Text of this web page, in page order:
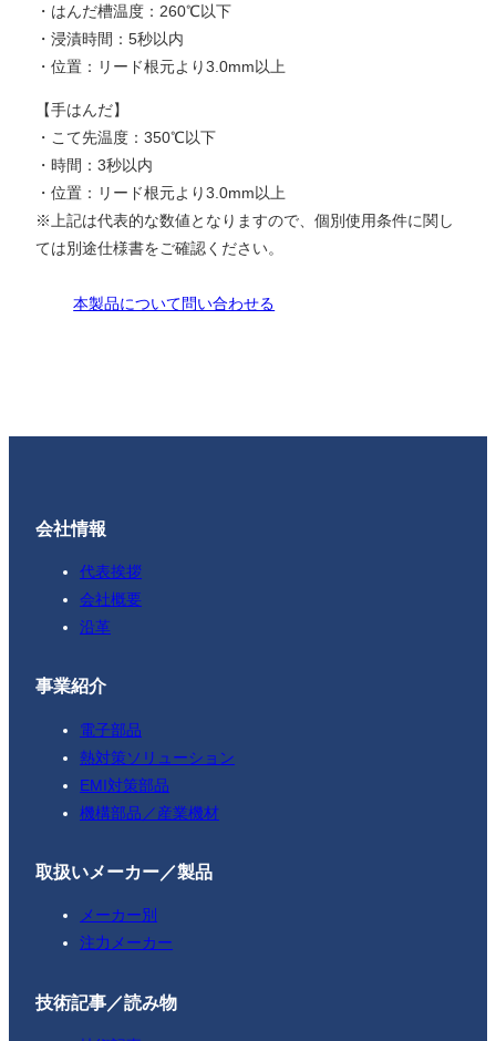
・はんだ槽温度：260℃以下
・浸漬時間：5秒以内
・位置：リード根元より3.0mm以上
【手はんだ】
・こて先温度：350℃以下
・時間：3秒以内
・位置：リード根元より3.0mm以上
※上記は代表的な数値となりますので、個別使用条件に関し
ては別途仕様書をご確認ください。
本製品について問い合わせる
会社情報
代表挨拶
会社概要
沿革
事業紹介
電子部品
熱対策ソリューション
EMI対策部品
機構部品／産業機材
取扱いメーカー／製品
メーカー別
注力メーカー
技術記事／読み物